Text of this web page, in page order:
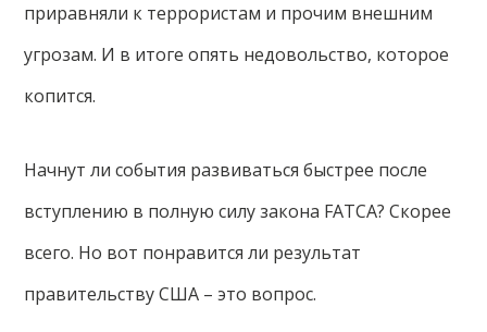
приравняли к террористам и прочим внешним
угрозам. И в итоге опять недовольство, которое
копится.
Начнут ли события развиваться быстрее после
вступлению в полную силу закона FATCA? Скорее
всего. Но вот понравится ли результат
правительству США – это вопрос.